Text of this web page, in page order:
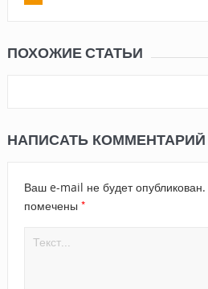
ПОХОЖИЕ СТАТЬИ
НАПИСАТЬ КОММЕНТАРИЙ
Ваш e-mail не будет опубликован.
помечены *